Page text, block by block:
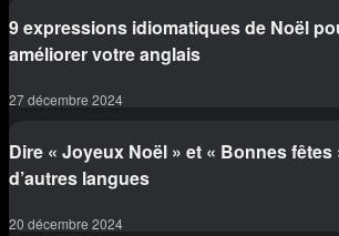
9 expressions idiomatiques de Noël
améliorer votre anglais
27 décembre 2024
Dire « Joyeux Noël » et « Bonnes fêtes
d’autres langues
20 décembre 2024